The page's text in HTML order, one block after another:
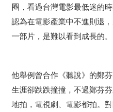
圈，看過台灣電影最低迷的
認為在電影產業中不進則退
一部片，是難以看到成長的。
他舉例曾合作《聽說》的鄭
生涯卻跌跌撞撞，不過鄭芬
地拍，電視劇、電影都拍。